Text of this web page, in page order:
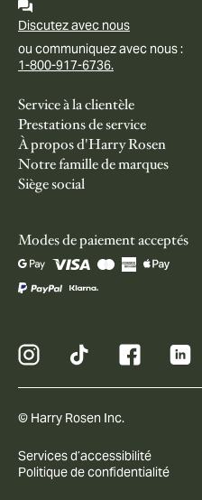
Discutez avec nous
ou communiquez avec nous :
1-800-917-6736.
Service à la clientèle
Prestations de service
À propos d'Harry Rosen
Notre famille de marques
Siège social
Modes de paiement acceptés
© Harry Rosen Inc.
Services d’accessibilité
Politique de confidentialité